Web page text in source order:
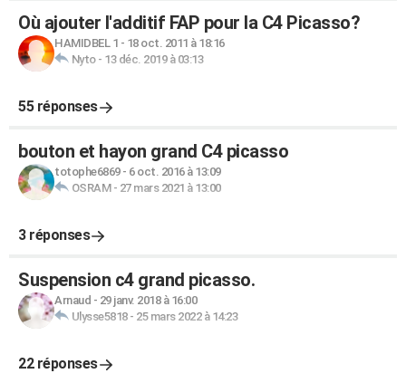
Où ajouter l'additif FAP pour la C4 Picasso?
HAMIDBEL 1 - 18 oct. 2011 à 18:16
Nyto- 13 déc. 2019 à 03:13
55 réponses
bouton et hayon grand C4 picasso
totophe6869- 6 oct. 2016 à 13:09
OSRAM- 27 mars 2021 à 13:00
3 réponses
Suspension c4 grand picasso.
Arnaud - 29 janv. 2018 à 16:00
Ulysse5818- 25 mars 2022 à 14:23
22 réponses